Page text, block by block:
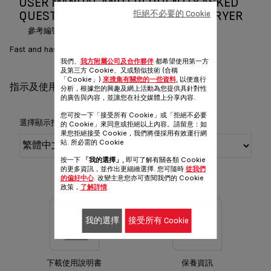
QUESTIONS EXPRESS STYLE HAIR DRYER
參考編號 :
Fast and hassle-free drying anytime, anywhere!
指示及使用說明書
選擇顯示指示及使用說明書的語言：
下載使用說明書 保養資訊
我們、 我方附屬公司及合作夥伴都希望使用第一方
及第三方 Cookie、又或類似技術 (合稱
「Cookie」) 來搜集有關您的一些資料, 以便進行
分析，根據您的興趣及網上活動為您提供具針對性
的廣告與內容，並讓您在社交媒體上分享內容.
您可按一下「接受所有 Cookie」或「拒絕不必要
的 Cookie」來同意或拒絕以上內容。請留意：如
果您拒絕接受 Cookie，我們將僅採用有效運行網
站. 所必需的 Cookie
按一下 「我的選擇」
, 即可了解有關各類 Cookie
的更多資訊，並作出更細緻選擇. 您可隨時 從我們
的偏好中心. 改變主意您亦可查閱我們的 Cookie
政策， 了解詳情.
拒絕不必要的 Cookie
我的選擇 接受所有 Cookie